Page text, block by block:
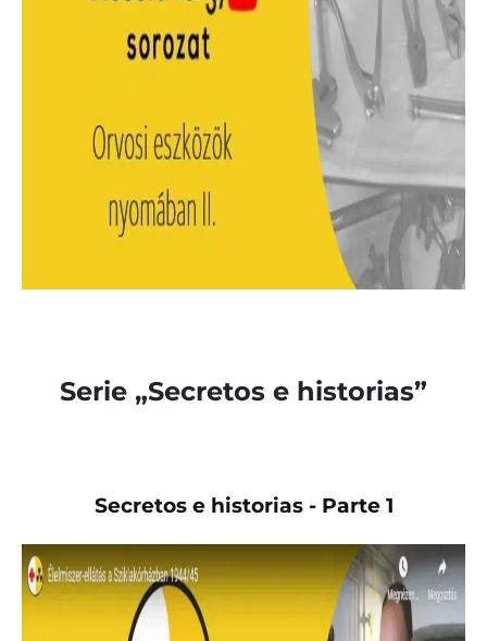
Serie „Secretos e historias”
Secretos e historias - Parte 1